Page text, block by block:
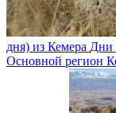
дня) из Кемера Дни
Основной регион